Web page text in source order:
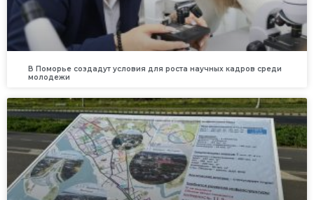
В Поморье создадут условия для роста научных кадров среди
молодежи